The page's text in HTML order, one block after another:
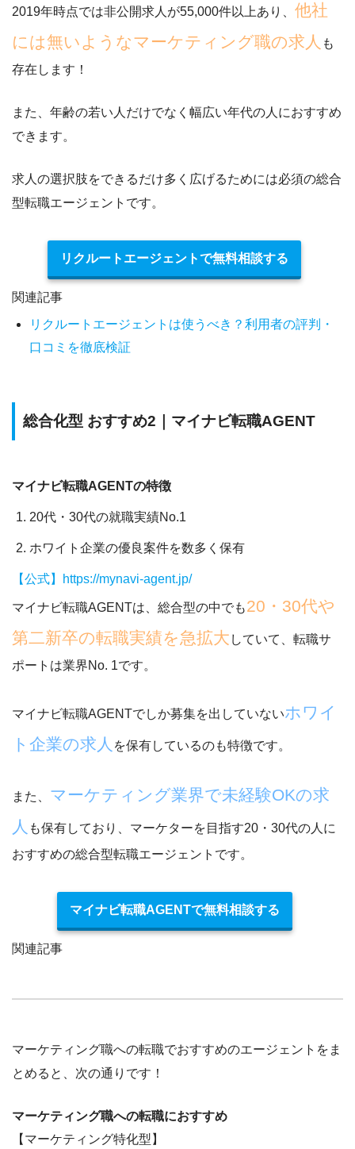
2019年時点では非公開求人が55,000件以上あり、 他社
には無いようなマーケティング職の求人 も
存在します！
また、年齢の若い人だけでなく幅広い年代の人におすすめ
できます。
求人の選択肢をできるだけ多く広げるためには必須の総合
型転職エージェント です。
リクルートエージェントで無料相談する
関連記事
リクルートエージェントは使うべき？利用者の評判・
口コミを徹底検証
総合化型 おすすめ2｜マイナビ転職AGENT
マイナビ転職AGENTの特徴
20代・30代の就職実績No.1
ホワイト企業の優良案件を数多く保有
【公式】https://mynavi-agent.jp/
マイナビ転職AGENTは、総合型の中でも20・30代や
第二新卒の転職実績を急拡大 していて、転職サ
ポートは業界No. 1です。
マイナビ転職AGENTでしか募集を出していないホワイ
ト企業の求人 を保有しているのも特徴です。
また、 マーケティング業界で未経験OKの求
人 も保有しており、マーケターを目指す20・30代の人に
おすすめの総合型転職エージェントです。
マイナビ転職AGENTで無料相談する
関連記事
マーケティング職への転職でおすすめのエージェントをま
とめると、次の通りです！
マーケティング職への転職におすすめ
【マーケティング特化型】